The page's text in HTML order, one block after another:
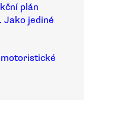
plán
Jako jediné
motoristické